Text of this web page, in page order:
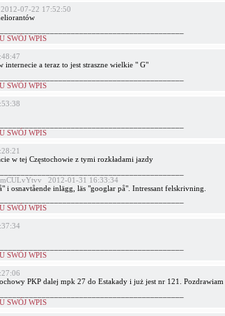
07-22 17:52:50
SWÓJ WPIS
internecie a teraz to jest straszne wielkie " G"
SWÓJ WPIS
SWÓJ WPIS
w tej Częstochowie z tymi rozkładami jazdy
2012-01-31 16:33:34
i osnavtående inlägg, läs "googlar på". Intressant felskrivning.
SWÓJ WPIS
SWÓJ WPIS
PKP dalej mpk 27 do Estakady i już jest nr 121. Pozdrawiam
SWÓJ WPIS